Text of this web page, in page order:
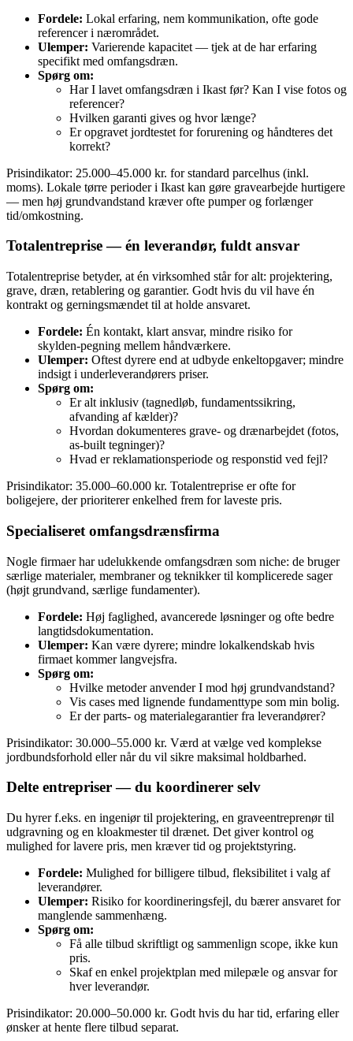
Fordele: Lokal erfaring, nem kommunikation, ofte gode
referencer i nærområdet.
Ulemper: Varierende kapacitet — tjek at de har erfaring
specifikt med omfangsdræn.
Spørg om:
Har I lavet omfangsdræn i Ikast før? Kan I vise fotos og
referencer?
Hvilken garanti gives og hvor længe?
Er opgravet jordtestet for forurening og håndteres det
korrekt?
Prisindikator: 25.000–45.000 kr. for standard parcelhus (inkl.
moms). Lokale tørre perioder i Ikast kan gøre gravearbejde hurtigere
— men høj grundvandstand kræver ofte pumper og forlænger
tid/omkostning.
Totalentreprise — én leverandør, fuldt ansvar
Totalentreprise betyder, at én virksomhed står for alt: projektering,
grave, dræn, retablering og garantier. Godt hvis du vil have én
kontrakt og gerningsmændet til at holde ansvaret.
Fordele: Én kontakt, klart ansvar, mindre risiko for
skylden‑pegning mellem håndværkere.
Ulemper: Oftest dyrere end at udbyde enkeltopgaver; mindre
indsigt i underleverandørers priser.
Spørg om:
Er alt inklusiv (tagnedløb, fundamentssikring,
afvanding af kælder)?
Hvordan dokumenteres grave‑ og drænarbejdet (fotos,
as‑built tegninger)?
Hvad er reklamationsperiode og responstid ved fejl?
Prisindikator: 35.000–60.000 kr. Totalentreprise er ofte for
boligejere, der prioriterer enkelhed frem for laveste pris.
Specialiseret omfangsdrænsfirma
Nogle firmaer har udelukkende omfangsdræn som niche: de bruger
særlige materialer, membraner og teknikker til komplicerede sager
(højt grundvand, særlige fundamenter).
Fordele: Høj faglighed, avancerede løsninger og ofte bedre
langtidsdokumentation.
Ulemper: Kan være dyrere; mindre lokalkendskab hvis
firmaet kommer langvejsfra.
Spørg om:
Hvilke metoder anvender I mod høj grundvandstand?
Vis cases med lignende fundamenttype som min bolig.
Er der parts‑ og materialegarantier fra leverandører?
Prisindikator: 30.000–55.000 kr. Værd at vælge ved komplekse
jordbundsforhold eller når du vil sikre maksimal holdbarhed.
Delte entrepriser — du koordinerer selv
Du hyrer f.eks. en ingeniør til projektering, en graveentreprenør til
udgravning og en kloakmester til drænet. Det giver kontrol og
mulighed for lavere pris, men kræver tid og projektstyring.
Fordele: Mulighed for billigere tilbud, fleksibilitet i valg af
leverandører.
Ulemper: Risiko for koordineringsfejl, du bærer ansvaret for
manglende sammenhæng.
Spørg om:
Få alle tilbud skriftligt og sammenlign scope, ikke kun
pris.
Skaf en enkel projektplan med milepæle og ansvar for
hver leverandør.
Prisindikator: 20.000–50.000 kr. Godt hvis du har tid, erfaring eller
ønsker at hente flere tilbud separat.